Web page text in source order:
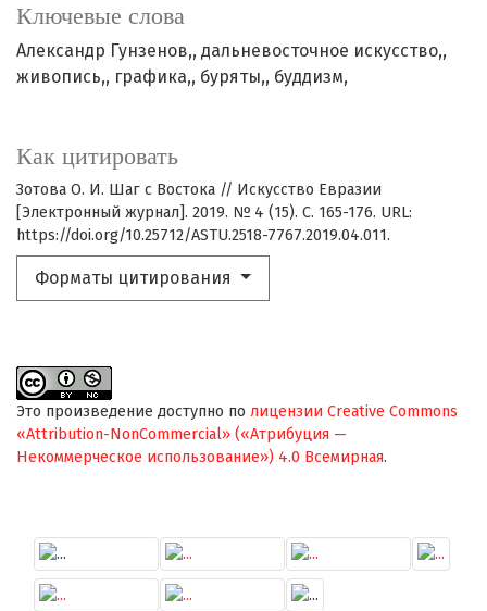
Ключевые слова
Александр Гунзенов, дальневосточное искусство,
живопись, графика, буряты, буддизм,
Как цитировать
Зотова О. И. Шаг с Востока // Искусство Евразии
[Электронный журнал]. 2019. № 4 (15). С. 165-176. URL:
https://doi.org/10.25712/ASTU.2518-7767.2019.04.011.
Форматы цитирования
Это произведение доступно по лицензии Creative Commons
«Attribution-NonCommercial» («Атрибуция —
Некоммерческое использование») 4.0 Всемирная.